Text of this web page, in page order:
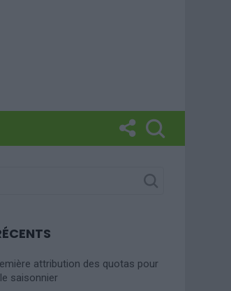
attribution des quotas pour
saisonnier